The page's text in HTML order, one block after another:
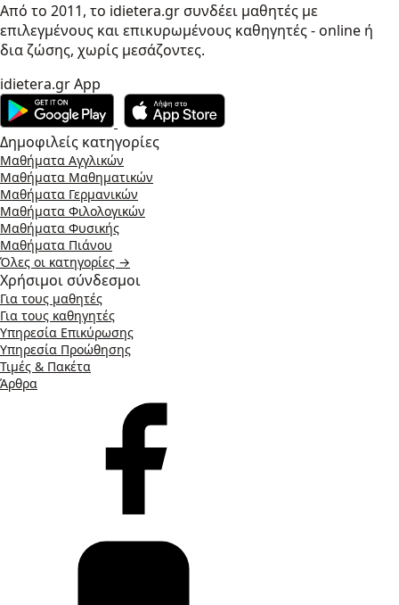
Από το 2011, το idietera.gr συνδέει μαθητές με
επιλεγμένους και επικυρωμένους καθηγητές - online ή
δια ζώσης, χωρίς μεσάζοντες.
idietera.gr App
Δημοφιλείς κατηγορίες
Μαθήματα Αγγλικών
Μαθήματα Μαθηματικών
Μαθήματα Γερμανικών
Μαθήματα Φιλολογικών
Μαθήματα Φυσικής
Μαθήματα Πιάνου
Όλες οι κατηγορίες →
Χρήσιμοι σύνδεσμοι
Για τους μαθητές
Για τους καθηγητές
Υπηρεσία Επικύρωσης
Υπηρεσία Προώθησης
Τιμές & Πακέτα
Άρθρα